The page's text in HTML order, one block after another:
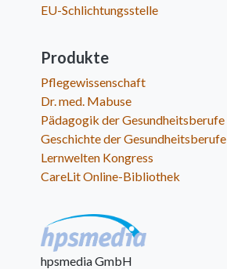
EU-Schlichtungsstelle
Produkte
Pflegewissenschaft
Dr. med. Mabuse
Pädagogik der Gesundheitsberufe
Geschichte der Gesundheitsberufe
Lernwelten Kongress
CareLit Online-Bibliothek
hpsmedia GmbH